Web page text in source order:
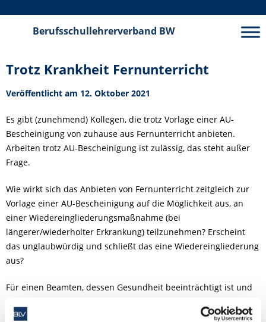
Berufsschullehrerverband BW
Trotz Krankheit Fernunterricht
Veröffentlicht am 12. Oktober 2021
Es gibt (zunehmend) Kollegen, die trotz Vorlage einer AU-
Bescheinigung von zuhause aus Fernunterricht anbieten.
Arbeiten trotz AU-Bescheinigung ist zulässig, das steht außer
Frage.
Wie wirkt sich das Anbieten von Fernunterricht zeitgleich zur
Vorlage einer AU-Bescheinigung auf die Möglichkeit aus, an
einer Wiedereingliederungsmaßnahme (bei
längerer/wiederholter Erkrankung) teilzunehmen? Erscheint
das unglaubwürdig und schließt das eine Wiedereingliederung
aus?
Für einen Beamten, dessen Gesundheit beeinträchtigt ist und
gilt der Grundsatz, dass er alles zur Wiederherstellung der